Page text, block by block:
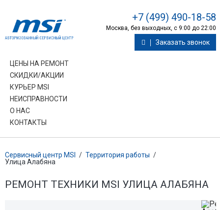
+7 (499) 490-18-58
Москва, без выходных, с 9:00 до 22:00
Заказать звонок
ЦЕНЫ НА РЕМОНТ
СКИДКИ/АКЦИИ
КУРЬЕР MSI
НЕИСПРАВНОСТИ
О НАС
КОНТАКТЫ
Сервисный центр MSI / Территория работы /
Улица Алабяна
РЕМОНТ ТЕХНИКИ MSI УЛИЦА АЛАБЯНА